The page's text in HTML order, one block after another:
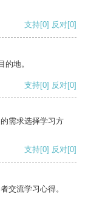
支持[0] 反对[0]
地。
支持[0] 反对[0]
需求选择学习方
支持[0] 反对[0]
交流学习心得。